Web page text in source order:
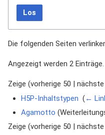
Los
Die folgenden Seiten
Angezeigt werden 2 Einträge.
Zeige (vorherige 50 nächste
H5P-Inhaltstypen (←
Agamotto
Zeige (vorherige 50 | nächste